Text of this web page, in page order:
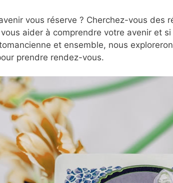
vous réserve ? Cherchez-vous des
aider à comprendre votre avenir et
et ensemble, nous
prendre rendez-vous.